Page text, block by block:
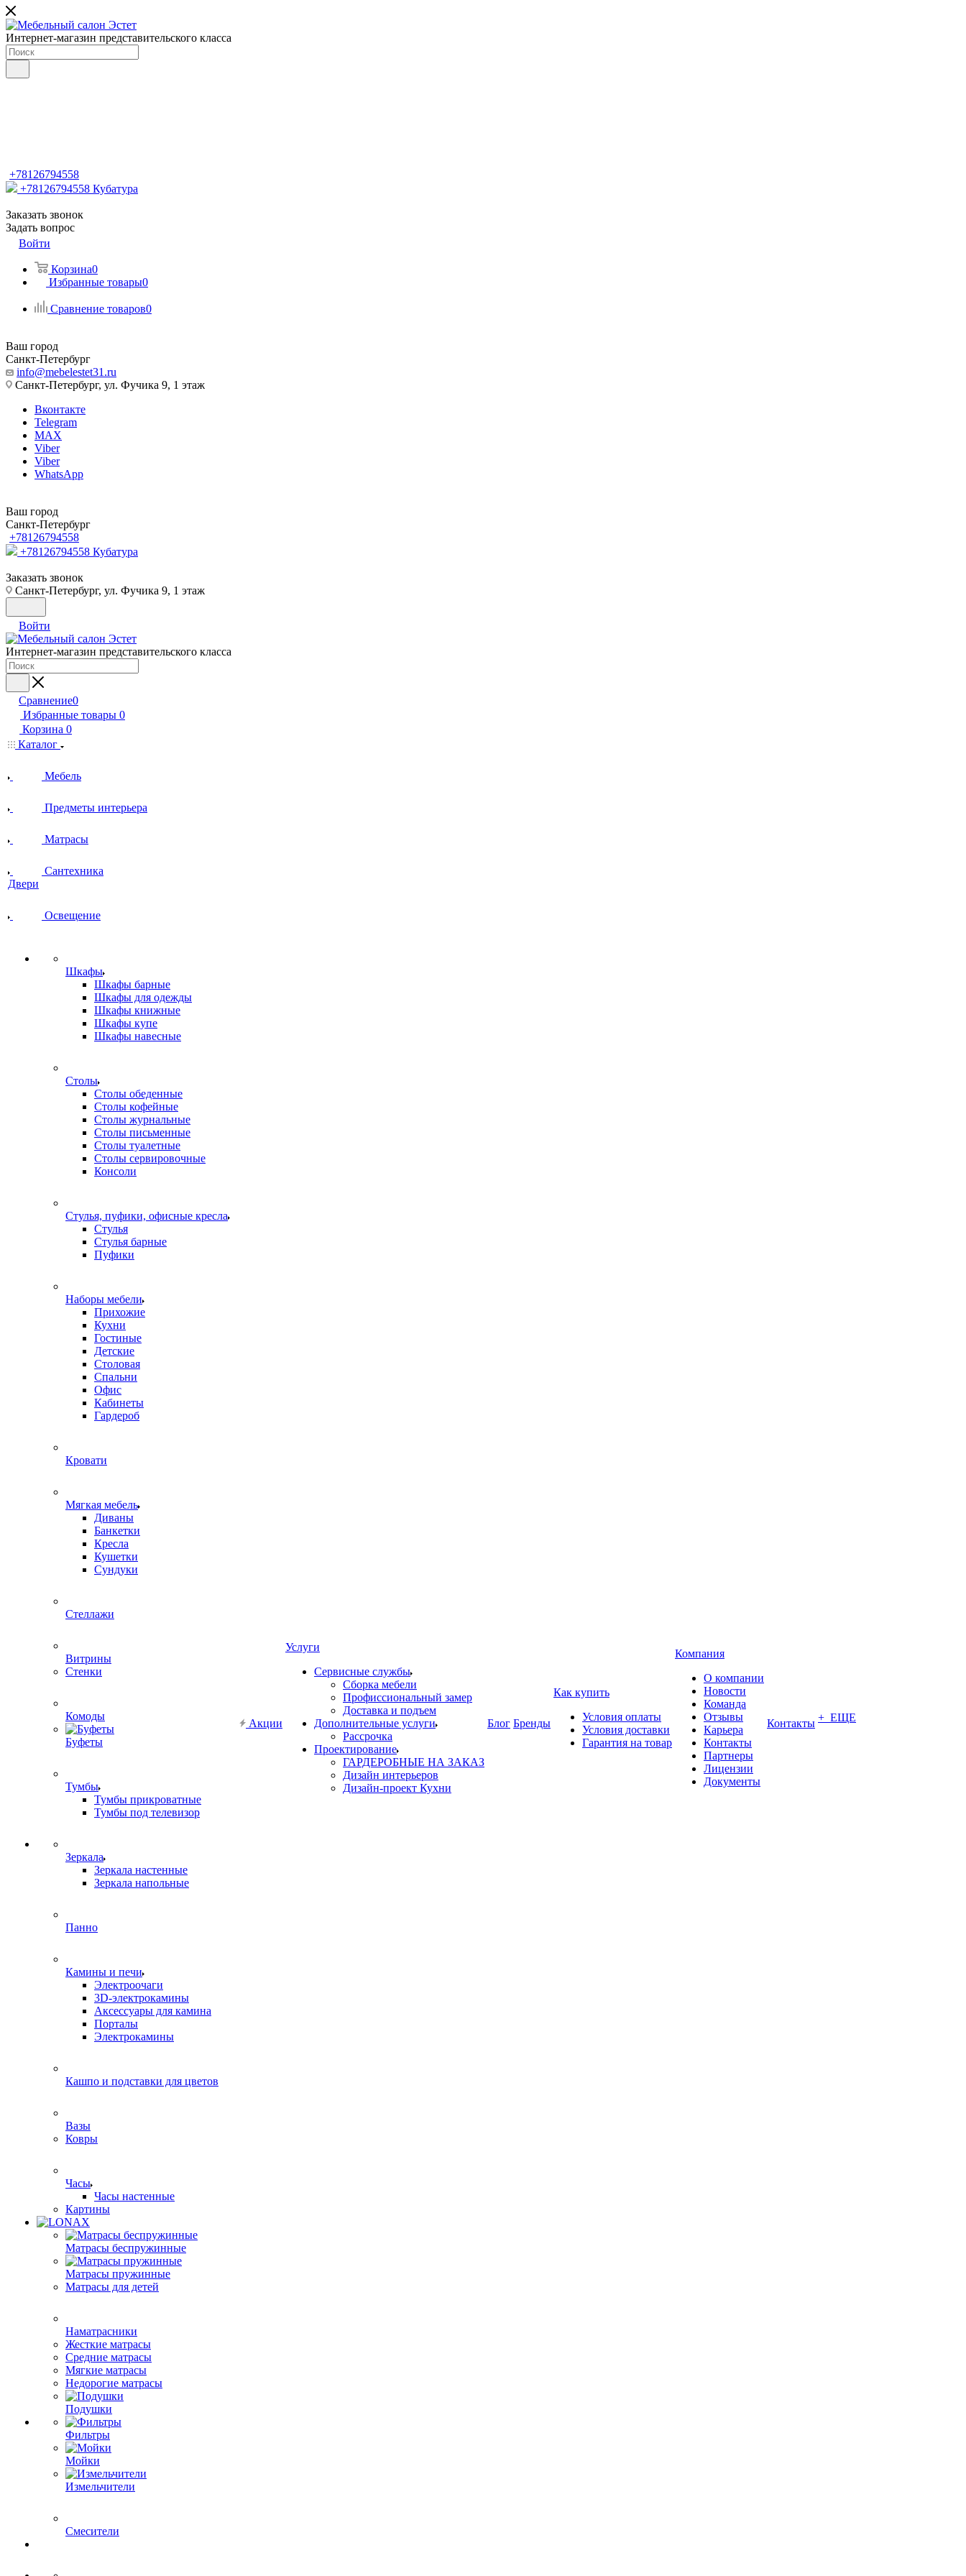
Интернет-магазин представительского класса
+78126794558
+78126794558 Кубатура
Заказать звонок
Задать вопрос
Войти
Корзина0
Избранные товары0
Сравнение товаров0
Ваш город
Санкт-Петербург
info@mebelestet31.ru
Санкт-Петербург, ул. Фучика 9, 1 этаж
Вконтакте
Telegram
MAX
Viber
Viber
WhatsApp
Ваш город
Санкт-Петербург
+78126794558
+78126794558 Кубатура
Заказать звонок
Санкт-Петербург, ул. Фучика 9, 1 этаж
Войти
Интернет-магазин представительского класса
Сравнение0
Избранные товары 0
Корзина 0
Каталог
Мебель
Предметы интерьера
Матрасы
Сантехника
Двери
Освещение
Шкафы
Шкафы барные
Шкафы для одежды
Шкафы книжные
Шкафы купе
Шкафы навесные
Столы
Столы обеденные
Столы кофейные
Столы журнальные
Столы письменные
Столы туалетные
Столы сервировочные
Консоли
Стулья, пуфики, офисные кресла
Стулья
Стулья барные
Пуфики
Наборы мебели
Прихожие
Кухни
Гостиные
Детские
Столовая
Спальни
Офис
Кабинеты
Гардероб
Кровати
Мягкая мебель
Диваны
Банкетки
Кресла
Кушетки
Сундуки
Стеллажи
Витрины
Стенки
Комоды
Буфеты
Тумбы
Тумбы прикроватные
Тумбы под телевизор
Зеркала
Зеркала настенные
Зеркала напольные
Панно
Камины и печи
Электроочаги
3D-электрокамины
Аксессуары для камина
Порталы
Электрокамины
Кашпо и подставки для цветов
Вазы
Ковры
Часы
Часы настенные
Картины
Матрасы беспружинные
Матрасы пружинные
Матрасы для детей
Наматрасники
Жесткие матрасы
Средние матрасы
Мягкие матрасы
Недорогие матрасы
Подушки
Фильтры
Мойки
Измельчители
Смесители
Акции
Услуги
Сервисные службы
Сборка мебели
Профиссиональный замер
Доставка и подъем
Дополнительные услуги
Рассрочка
Проектирование
ГАРДЕРОБНЫЕ НА ЗАКАЗ
Дизайн интерьеров
Дизайн-проект Кухни
Блог Бренды
Как купить
Условия оплаты
Условия доставки
Гарантия на товар
Компания
О компании
Новости
Команда
Отзывы
Карьера
Контакты
Партнеры
Лицензии
Документы
Контакты + ЕЩЕ